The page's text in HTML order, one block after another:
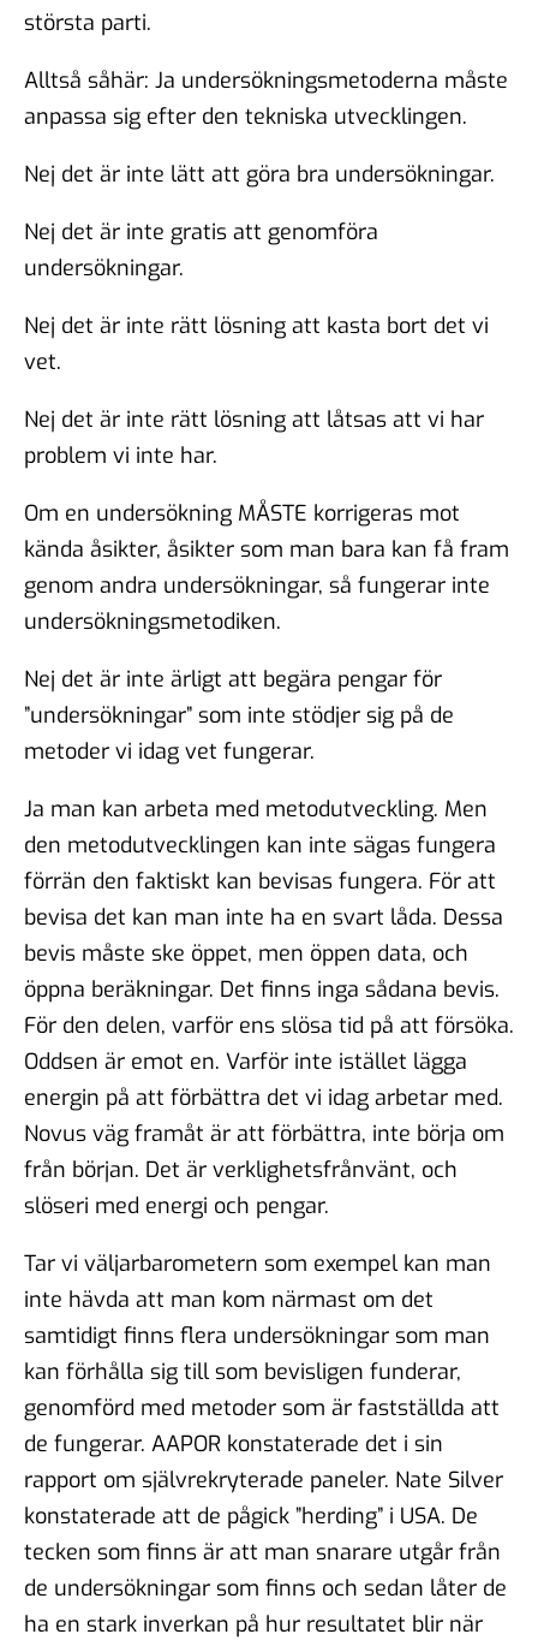
största parti.
Alltså såhär: Ja undersökningsmetoderna måste
anpassa sig efter den tekniska utvecklingen.
Nej det är inte lätt att göra bra undersökningar.
Nej det är inte gratis att genomföra
undersökningar.
Nej det är inte rätt lösning att kasta bort det vi
vet.
Nej det är inte rätt lösning att låtsas att vi har
problem vi inte har.
Om en undersökning MÅSTE korrigeras mot
kända åsikter, åsikter som man bara kan få fram
genom andra undersökningar, så fungerar inte
undersökningsmetodiken.
Nej det är inte ärligt att begära pengar för
”undersökningar” som inte stödjer sig på de
metoder vi idag vet fungerar.
Ja man kan arbeta med metodutveckling. Men
den metodutvecklingen kan inte sägas fungera
förrän den faktiskt kan bevisas fungera. För att
bevisa det kan man inte ha en svart låda. Dessa
bevis måste ske öppet, men öppen data, och
öppna beräkningar. Det finns inga sådana bevis.
För den delen, varför ens slösa tid på att försöka.
Oddsen är emot en. Varför inte istället lägga
energin på att förbättra det vi idag arbetar med.
Novus väg framåt är att förbättra, inte börja om
från början. Det är verklighetsfrånvänt, och
slöseri med energi och pengar.
Tar vi väljarbarometern som exempel kan man
inte hävda att man kom närmast om det
samtidigt finns flera undersökningar som man
kan förhålla sig till som bevisligen funderar,
genomförd med metoder som är fastställda att
de fungerar. AAPOR konstaterade det i sin
rapport om självrekryterade paneler. Nate Silver
konstaterade att de pågick ”herding” i USA. De
tecken som finns är att man snarare utgår från
de undersökningar som finns och sedan låter de
ha en stark inverkan på hur resultatet blir när